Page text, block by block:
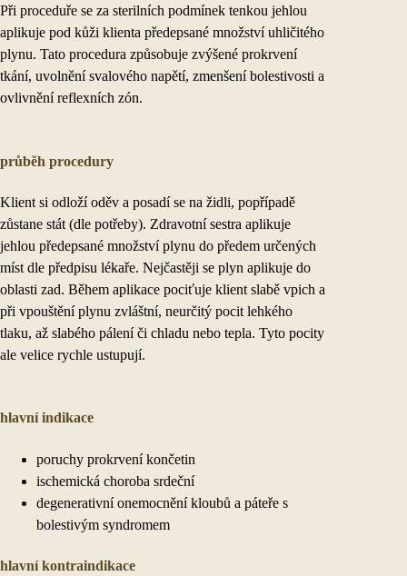
Při proceduře se za sterilních podmínek tenkou jehlou
aplikuje pod kůži klienta předepsané množství uhličitého
plynu. Tato procedura způsobuje zvýšené prokrvení
tkání, uvolnění svalového napětí, zmenšení bolestivosti a
ovlivnění reflexních zón.
průběh procedury
Klient si odloží oděv a posadí se na židli, popřípadě
zůstane stát (dle potřeby). Zdravotní sestra aplikuje
jehlou předepsané množství plynu do předem určených
míst dle předpisu lékaře. Nejčastěji se plyn aplikuje do
oblasti zad. Během aplikace pociťuje klient slabě vpich a
při vpouštění plynu zvláštní, neurčitý pocit lehkého
tlaku, až slabého pálení či chladu nebo tepla. Tyto pocity
ale velice rychle ustupují.
hlavní indikace
poruchy prokrvení končetin
ischemická choroba srdeční
degenerativní onemocnění kloubů a páteře s
bolestivým syndromem
hlavní kontraindikace